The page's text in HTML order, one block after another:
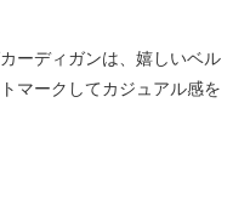
ーディガンは、嬉しいベル
マークしてカジュアル感を